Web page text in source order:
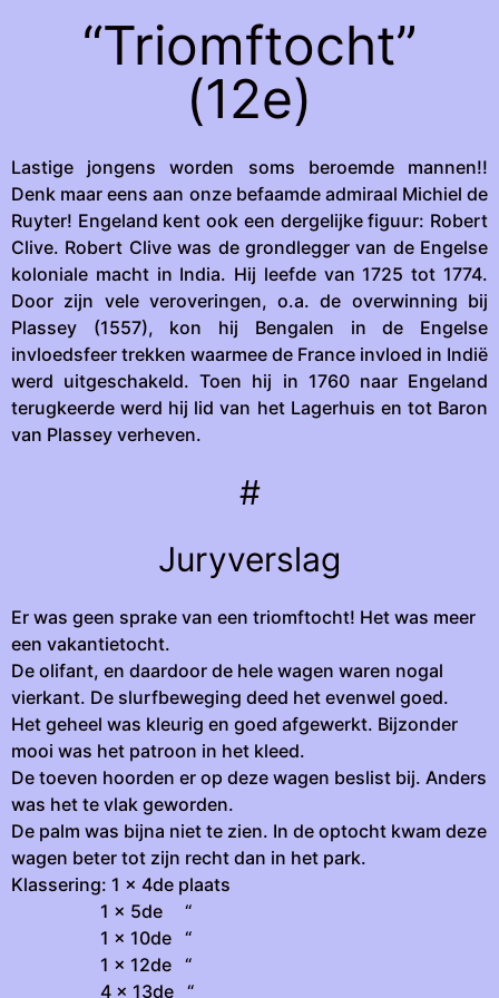
“Triomftocht”
(12e)
Lastige jongens worden soms beroemde mannen!!
Denk maar eens aan onze befaamde admiraal Michiel de
Ruyter! Engeland kent ook een dergelijke figuur: Robert
Clive. Robert Clive was de grondlegger van de Engelse
koloniale macht in India. Hij leefde van 1725 tot 1774.
Door zijn vele veroveringen, o.a. de overwinning bij
Plassey (1557), kon hij Bengalen in de Engelse
invloedsfeer trekken waarmee de France invloed in Indië
werd uitgeschakeld. Toen hij in 1760 naar Engeland
terugkeerde werd hij lid van het Lagerhuis en tot Baron
van Plassey verheven.
#
Juryverslag
Er was geen sprake van een triomftocht! Het was meer
een vakantietocht.
De olifant, en daardoor de hele wagen waren nogal
vierkant. De slurfbeweging deed het evenwel goed.
Het geheel was kleurig en goed afgewerkt. Bijzonder
mooi was het patroon in het kleed.
De toeven hoorden er op deze wagen beslist bij. Anders
was het te vlak geworden.
De palm was bijna niet te zien. In de optocht kwam deze
wagen beter tot zijn recht dan in het park.
Klassering: 1 x 4de plaats
1 x 5de “
1 x 10de “
1 x 12de “
4 x 13de “